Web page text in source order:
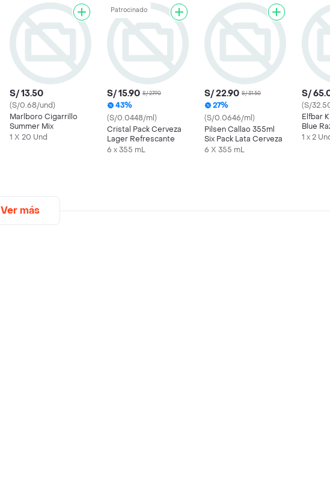
S/ 13.50
(S/0.68/und)
Marlboro Cigarrillo
Summer Mix
1 X 20 Und
Patrocinado
S/ 15.90 S/ 27.90
43%
(S/0.0448/ml)
Cristal Pack Cerveza
Lager Refrescante
6 x 355 mL
S/ 22.90 S/ 31.50
27%
(S/0.0646/ml)
Pilsen Callao 355ml
Six Pack Lata Cerveza
6 X 355 mL
S/
(S/
Elfbar
Blue
Puff
1 x 2
Ver más